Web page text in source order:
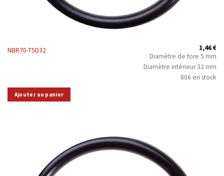
NBR70-T5D32 1,46€
Diamètre de tore 5 mm
Diamètre intérieur 32 mm
806 en stock
Ajouter au panier